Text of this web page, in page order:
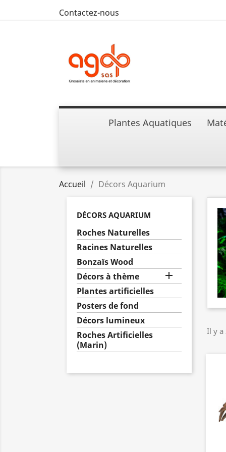
Contactez-nous
Plantes Aquatiques
Accueil Décors Aquarium
DÉCORS AQUARIUM
Roches Naturelles
Racines Naturelles
Bonzaïs Wood
Décors à thème

Plantes artificielles
Posters de fond
Décors lumineux
Roches Artificielles
(Marin)
Il y a